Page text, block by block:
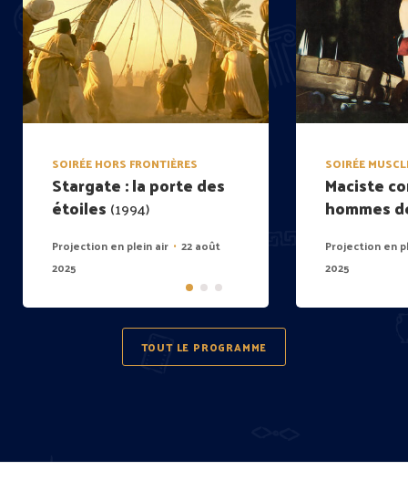
SOIRÉE HORS FRONTIÈRES
Stargate : la porte des
étoiles (1994)
Projection en plein air • 22 août
2025
SOIRÉE
Maciste
hommes
Projection en
2025
TOUT LE PROGRAMME